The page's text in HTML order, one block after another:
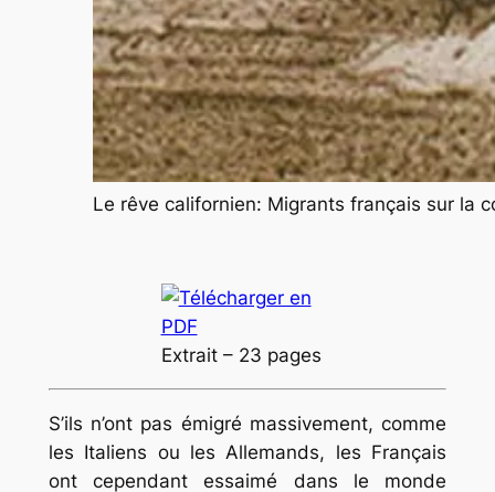
Le rêve californien: Migrants français sur la
Extrait – 23 pages
S’ils n’ont pas émigré massivement, comme
les Italiens ou les Allemands, les Français
ont cependant essaimé dans le monde